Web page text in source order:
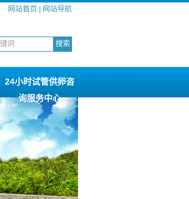
网站首页 网站导航
24小时试管供卵咨
询服务中心